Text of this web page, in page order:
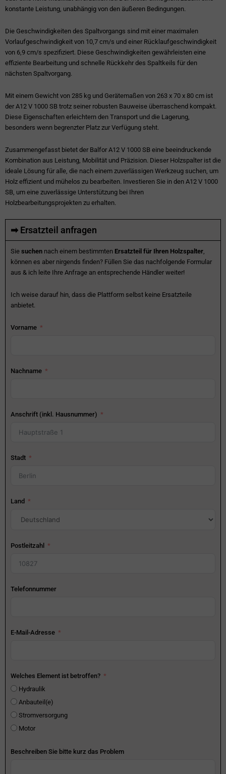
konstante Leistung, unabhängig von den äußeren Bedingungen.
Die Geschwindigkeiten des Spaltvorgangs sind mit einer maximalen
Vorlaufgeschwindigkeit von 10,7 cm/s und einer Rücklaufgeschwindigkeit
von 6,9 cm/s spezifiziert. Diese Geschwindigkeiten gewährleisten eine
effiziente Bearbeitung und schnelle Rückkehr des Spaltkeils für den
nächsten Spaltvorgang.
Mit einem Gewicht von 285 kg und Gerätemaßen von 263 x 70 x 80 cm ist
der A12 V 1000 SB trotz seiner robusten Bauweise überraschend kompakt.
Diese Eigenschaften erleichtern den Transport und die Lagerung,
besonders wenn begrenzter Platz zur Verfügung steht.
Zusammengefasst bietet der Balfor A12 V 1000 SB eine beeindruckende
Kombination aus Leistung, Mobilität und Präzision. Dieser Holzspalter ist die
ideale Lösung für alle, die nach einem zuverlässigen Werkzeug suchen, um
Holz effizient und mühelos zu bearbeiten. Investieren Sie in den A12 V 1000
SB, um eine zuverlässige Unterstützung bei Ihren
Holzbearbeitungsprojekten zu erhalten.
➡ Ersatzteil anfragen
Sie suchen nach einem bestimmten Ersatzteil für Ihren Holzspalter,
können es aber nirgends finden? Füllen Sie das nachfolgende Formular
aus & ich leite Ihre Anfrage an entsprechende Händler weiter!
Ich weise darauf hin, dass die Plattform selbst keine Ersatzteile
anbietet.
Vorname
Nachname
Anschrift (inkl. Hausnummer)
Stadt
Land
Postleitzahl
Telefonnummer
E-Mail-Adresse
Welches Element ist betroffen?
Hydraulik
Anbauteil(e)
Stromversorgung
Motor
Beschreiben Sie bitte kurz das Problem